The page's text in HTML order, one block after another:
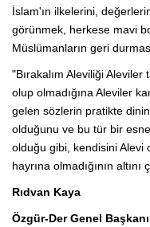
İslam'ın ilkelerini,
görünmek, herkese mavi
Müslümanların geri
"Bırakalım Aleviliği
olup olmadığına Aleviler
gelen sözlerin pratikte
olduğunu ve bu tür bir
olduğu gibi, kendisini Alevi
hayrına olmadığının altını
Rıdvan Kaya
Özgür-Der Genel Başkanı